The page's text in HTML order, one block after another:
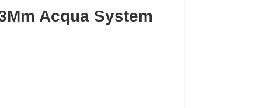
Acqua System